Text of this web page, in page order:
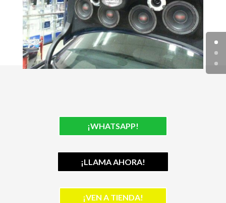
¡WHATSAPP!
¡LLAMA AHORA!
¡VEN A TIENDA!